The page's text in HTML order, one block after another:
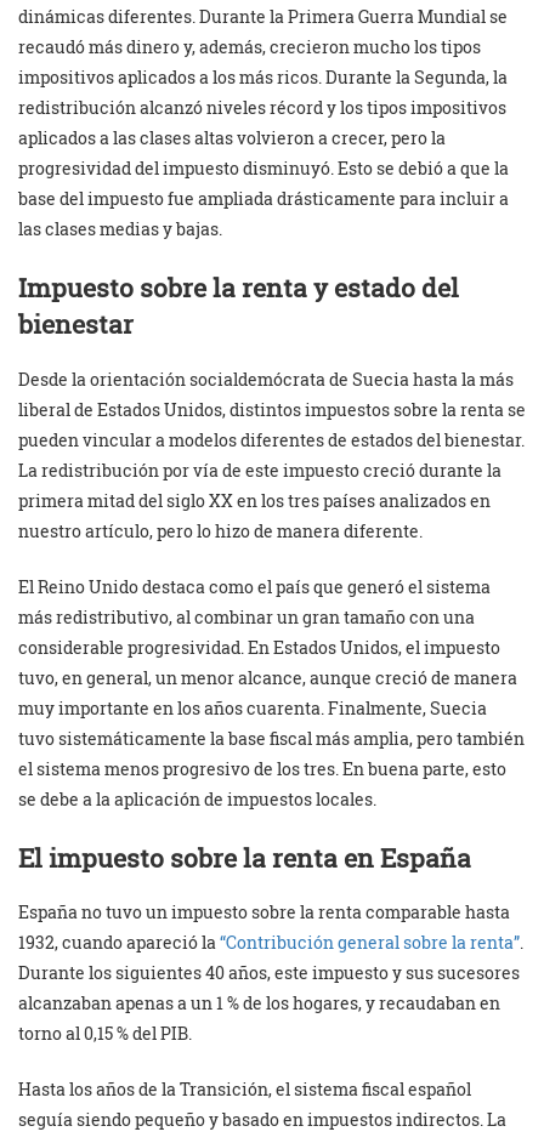
dinámicas diferentes. Durante la Primera Guerra Mundial se
recaudó más dinero y, además, crecieron mucho los tipos
impositivos aplicados a los más ricos. Durante la Segunda, la
redistribución alcanzó niveles récord y los tipos impositivos
aplicados a las clases altas volvieron a crecer, pero la
progresividad del impuesto disminuyó. Esto se debió a que la
base del impuesto fue ampliada drásticamente para incluir a
las clases medias y bajas.
Impuesto sobre la renta y estado del
bienestar
Desde la orientación socialdemócrata de Suecia hasta la más
liberal de Estados Unidos, distintos impuestos sobre la renta se
pueden vincular a modelos diferentes de estados del bienestar.
La redistribución por vía de este impuesto creció durante la
primera mitad del siglo XX en los tres países analizados en
nuestro artículo, pero lo hizo de manera diferente.
El Reino Unido destaca como el país que generó el sistema
más redistributivo, al combinar un gran tamaño con una
considerable progresividad. En Estados Unidos, el impuesto
tuvo, en general, un menor alcance, aunque creció de manera
muy importante en los años cuarenta. Finalmente, Suecia
tuvo sistemáticamente la base fiscal más amplia, pero también
el sistema menos progresivo de los tres. En buena parte, esto
se debe a la aplicación de impuestos locales.
El impuesto sobre la renta en España
España no tuvo un impuesto sobre la renta comparable hasta
1932, cuando apareció la“Contribución general sobre la renta”.
Durante los siguientes 40 años, este impuesto y sus sucesores
alcanzaban apenas a un 1 % de los hogares, y recaudaban en
torno al 0,15 % del PIB.
Hasta los años de la Transición, el sistema fiscal español
seguía siendo pequeño y basado en impuestos indirectos. La